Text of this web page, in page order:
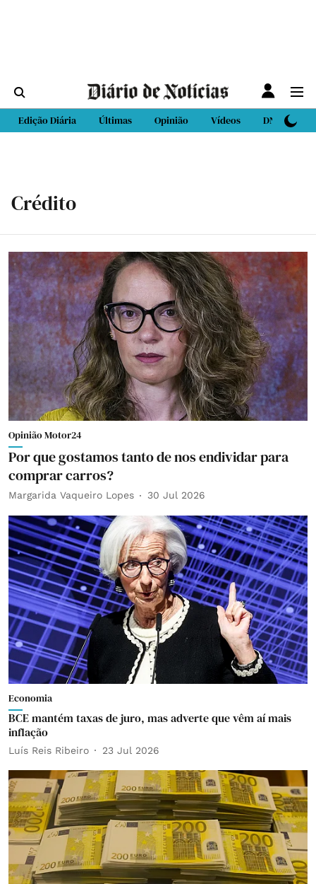
Edição Diária Últimas Opinião Vídeos DN Sport
Crédito
Opinião Motor24
Por que gostamos tanto de nos endividar para
comprar carros?
Margarida Vaqueiro Lopes 30 Jul 2026
Economia
BCE mantém taxas de juro, mas adverte que vêm aí mais
inflação
Luís Reis Ribeiro 23 Jul 2026